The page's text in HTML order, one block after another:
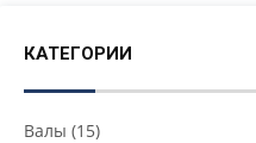
КАТЕГОРИИ
Валы (15)